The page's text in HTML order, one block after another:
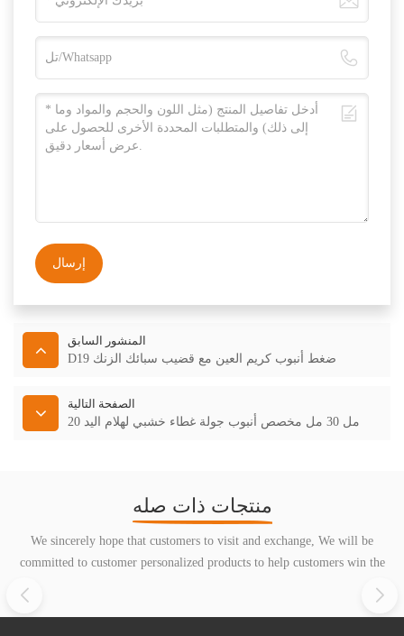
إرسال
المنشور السابق
D19 ضغط أنبوب كريم العين مع قضيب سبائك الزنك
الصفحة التالية
20 مل 30 مل مخصص أنبوب جولة غطاء خشبي لهلام اليد
منتجات ذات صله
We sincerely hope that customers to visit and exchange, We will be
committed to customer personalized products to help customers win the